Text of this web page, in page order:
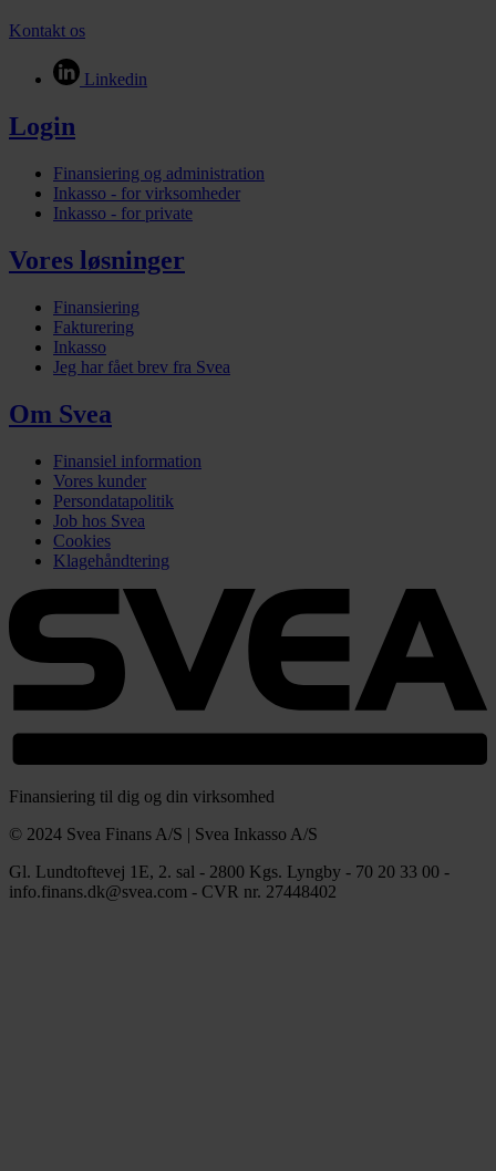
Kontakt os
Linkedin
Login
Finansiering og administration
Inkasso - for virksomheder
Inkasso - for private
Vores løsninger
Finansiering
Fakturering
Inkasso
Jeg har fået brev fra Svea
Om Svea
Finansiel information
Vores kunder
Persondatapolitik
Job hos Svea
Cookies
Klagehåndtering
Finansiering til dig og din virksomhed
© 2024 Svea Finans A/S | Svea Inkasso A/S
Gl. Lundtoftevej 1E, 2. sal - 2800 Kgs. Lyngby - 70 20 33 00 -
info.finans.dk@svea.com - CVR nr. 27448402